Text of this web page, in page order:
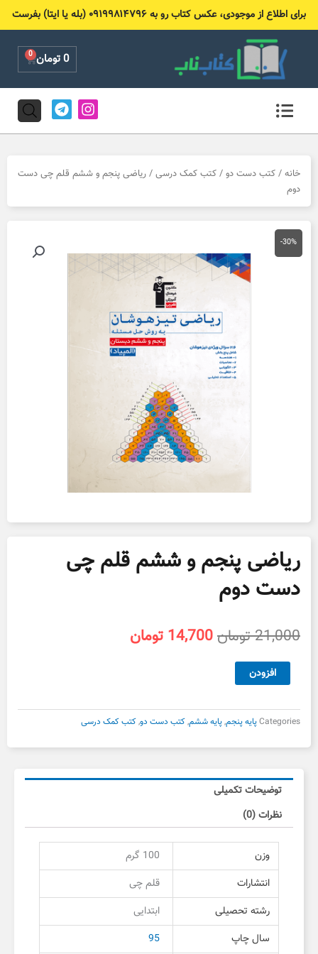
برای اطلاع از موجودی، عکس کتاب رو به ۰۹۱۹۹۸۱۴۷۹۶ (بله یا ایتا) بفرست
0تومان 0
Cart
I
n
s
g
a
T
e
l
r
m
خانه / کتب دست دو / کتب کمک درسی / ریاضی پنجم و ششم قلم چی دست
دوم
-30%
ریاضی پنجم و ششم قلم چی
دست دوم
21,000تومانقیمت
14,700 تومان
پنجم
ششم
چی
دوم
افزودن
Categoriesپایه پنجم,پایه ششم,کتب دست دو,کتب کمک درسی
توضیحات تکمیلی
نظرات (0)
وزن
100 گرم
انتشارات
قلم چی
رشته تحصیلی
ابتدایی
سال چاپ
95